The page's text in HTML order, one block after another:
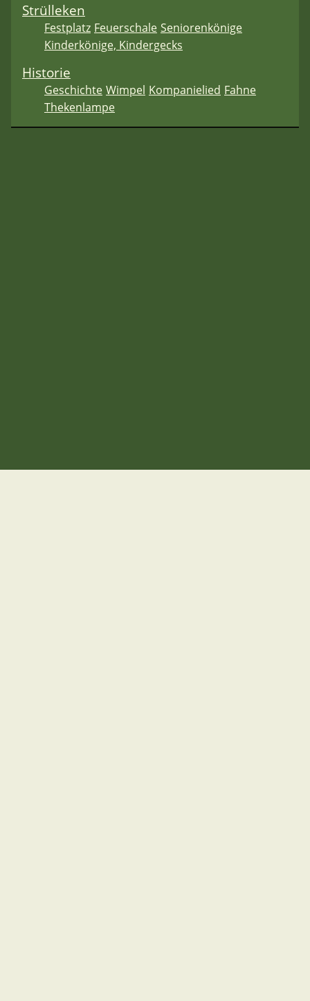
Strülleken
Festplatz Feuerschale Seniorenkönige
Kinderkönige, Kindergecks
Historie
Geschichte Wimpel Kompanielied Fahne
Thekenlampe